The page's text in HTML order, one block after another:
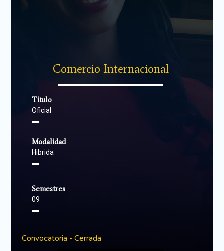
Comercio Internacional
▬▬▬▬▬▬▬▬▬▬▬▬▬▬
Titulo
Oficial
▬
Modalidad
Hibrida
▬
Semestres
09
▬
Convocatoria - Cerrada